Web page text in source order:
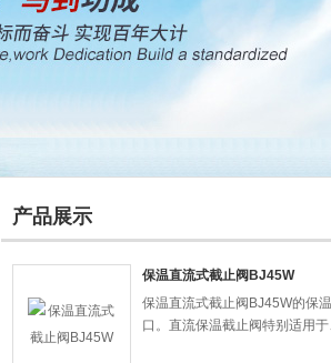
司
产品展示
保温直流式截止阀BJ45W
保温直流式截止阀BJ45W的保
口。直流保温截止阀特别适用